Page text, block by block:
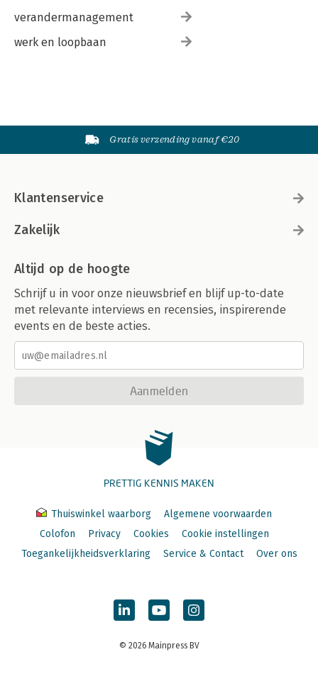
verandermanagement
werk en loopbaan
Gratis verzending vanaf €20
Klantenservice
Zakelijk
Altijd op de hoogte
Schrijf u in voor onze nieuwsbrief en blijf up-to-date
met relevante interviews en recensies, inspirerende
events en de beste acties.
Aanmelden
PRETTIG KENNIS MAKEN
Thuiswinkel waarborg
Algemene voorwaarden
Colofon
Privacy Cookies
Cookie instellingen
Toegankelijkheidsverklaring
Service & Contact Over ons
© 2026 Mainpress BV